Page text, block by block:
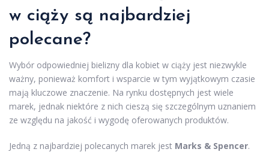
w ciąży są najbardziej
polecane?
Wybór odpowiedniej bielizny dla kobiet w ciąży jest niezwykle
ważny, ponieważ komfort i wsparcie w tym wyjątkowym czasie
mają kluczowe znaczenie. Na rynku dostępnych jest wiele
marek, jednak niektóre z nich cieszą się szczególnym uznaniem
ze względu na jakość i wygodę oferowanych produktów.
Jedną z najbardziej polecanych marek jest Marks & Spencer.